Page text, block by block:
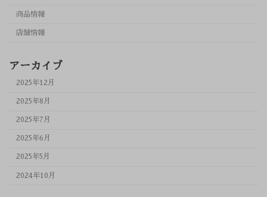
商品情報
店舗情報
アーカイブ
2025年12月
2025年8月
2025年7月
2025年6月
2025年5月
2024年10月